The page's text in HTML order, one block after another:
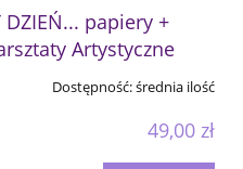
DZIEŃ... papiery +
Artystyczne
Dostępność:średnia ilość
49,00 zł